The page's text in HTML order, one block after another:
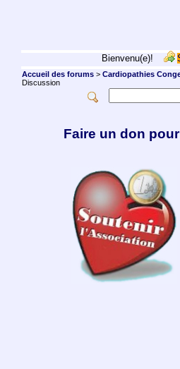
Bienvenu(e)!
Accueil des forums> Cardiopathies
Discussion
Faire un don